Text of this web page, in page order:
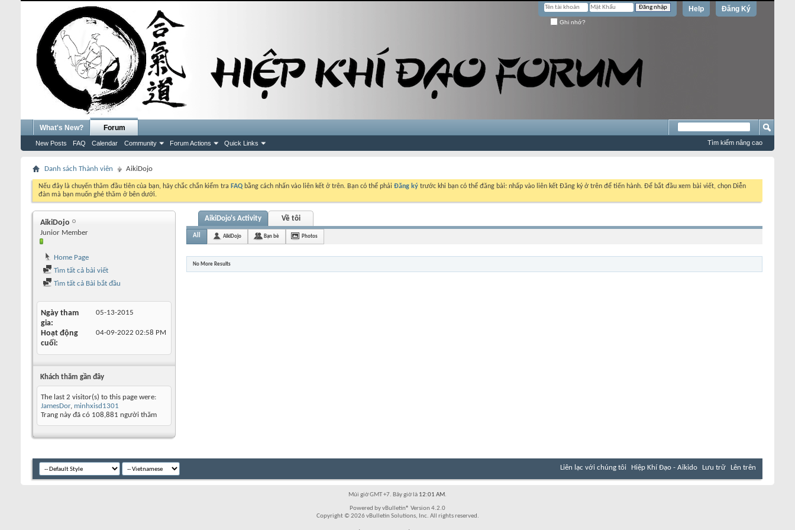
Đăng Ký
Help
Ghi nhớ?
What's New? Forum
New Posts FAQ Calendar Community Forum Actions Quick Links Tìm kiếm nâng cao
Danh sách Thành viên AikiDojo
Nếu đây là chuyến thăm đầu tiên của bạn, hãy chắc chắn kiểm tra FAQ bằng cách nhấn vào liên kết ở trên. Bạn có thể phải Đăng ký trước khi bạn có thể đăng bài: nhấp vào liên kết Đăng ký ở trên để tiến hành. Để bắt đầu xem bài viết, chọn Diễn
đàn mà bạn muốn ghé thăm ở bên dưới.
AikiDojo
Junior Member
Home Page
Tìm tất cả bài viết
Tìm tất cả Bài bắt đầu
Ngày tham
gia
05-13-2015
Hoạt động
cuối
04-09-2022 02:58 PM
Khách thăm gần đây
The last 2 visitor(s) to this page were:
JamesDor, minhxisd1301
Trang này đã có 108,881 người thăm
AikiDojo's Activity Về tôi
All AikiDojo Bạn bè Photos
No More Results
Liên lạc với chúng tôi Hiệp Khí Đạo - Aikido Lưu trữ Lên trên
Múi giờ GMT +7. Bây giờ là 12:01 AM.
Powered by vBulletin® Version 4.2.0
Copyright © 2026 vBulletin Solutions, Inc. All rights reserved.